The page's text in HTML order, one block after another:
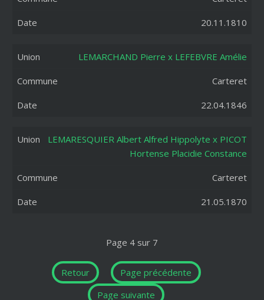
20.11.1810
LEMARCHAND Pierre x LEFEBVRE Amélie
Carteret
22.04.1846
LEMARESQUIER Albert Alfred Hippolyte x PICOT
Hortense Placidie Constance
Carteret
21.05.1870
Page 4 sur 7
Retour
Page précédente
Page suivante